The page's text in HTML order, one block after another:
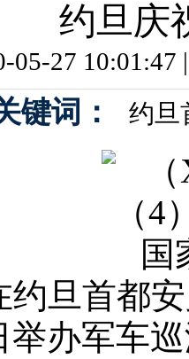
约旦庆
05-27
键词： 约旦
约旦首都
举办军车